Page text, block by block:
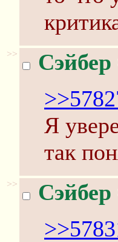
>> Сэйбер
Я
так
>> Сэйбер